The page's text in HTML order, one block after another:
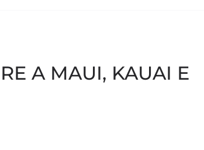
A MAUI, KAUAI E